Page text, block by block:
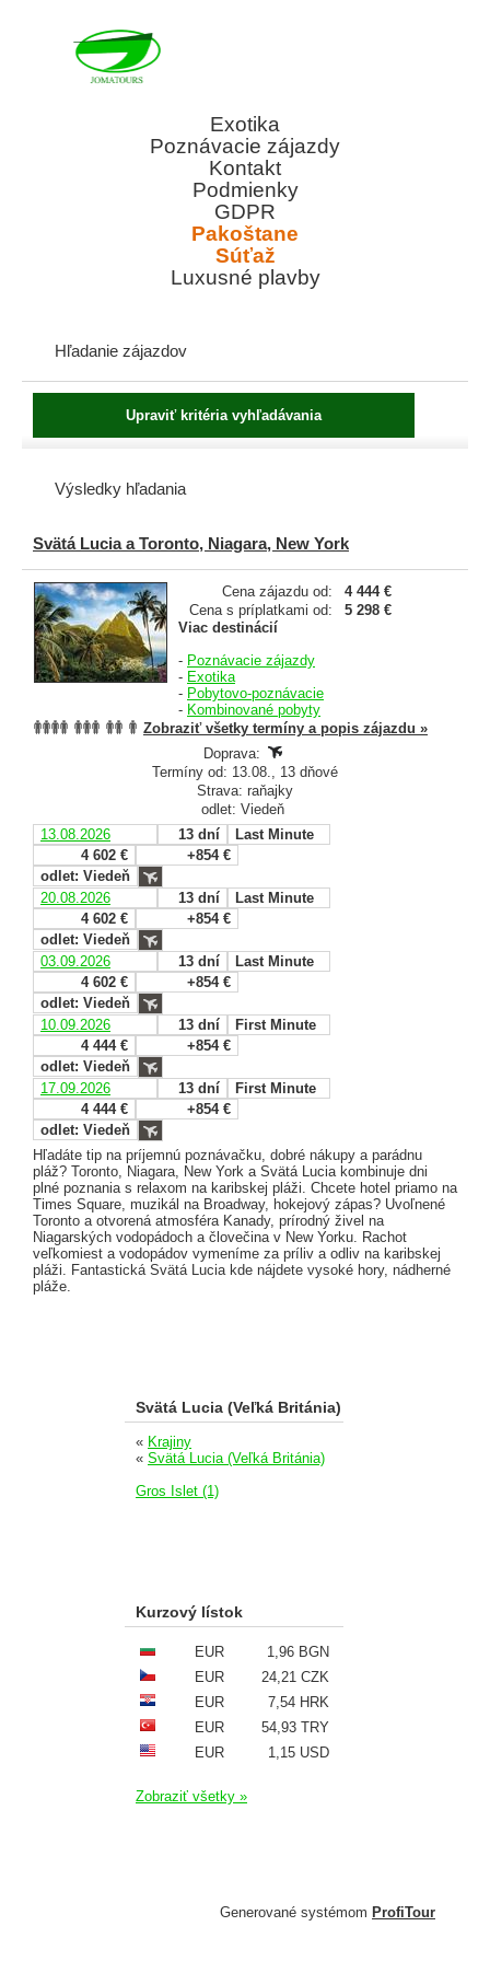
Exotika
Poznávacie zájazdy
Kontakt
Podmienky
GDPR
Pakoštane
Súťaž
Luxusné plavby
Hľadanie zájazdov
Výsledky hľadania
Svätá Lucia a Toronto, Niagara, New York
Cena zájazdu od:
4 444 €
Cena s príplatkami od:
5 298 €
Viac destinácií
- Poznávacie zájazdy
- Exotika
- Pobytovo-poznávacie
- Kombinované pobyty
Zobraziť všetky termíny a popis zájazdu »
Doprava:
Termíny od: 13.08., 13 dňové
Strava: raňajky
odlet: Viedeň
13.08.2026
13 dní
Last Minute
4 602 €
+854 €
odlet: Viedeň
20.08.2026
13 dní
Last Minute
4 602 €
+854 €
odlet: Viedeň
03.09.2026
13 dní
Last Minute
4 602 €
+854 €
odlet: Viedeň
10.09.2026
13 dní
First Minute
4 444 €
+854 €
odlet: Viedeň
17.09.2026
13 dní
First Minute
4 444 €
+854 €
odlet: Viedeň
Hľadáte tip na príjemnú poznávačku, dobré nákupy a parádnu
pláž? Toronto, Niagara, New York a Svätá Lucia kombinuje dni
plné poznania s relaxom na karibskej pláži. Chcete hotel priamo na
Times Square, muzikál na Broadway, hokejový zápas? Uvoľnené
Toronto a otvorená atmosféra Kanady, prírodný živel na
Niagarských vodopádoch a človečina v New Yorku. Rachot
veľkomiest a vodopádov vymeníme za príliv a odliv na karibskej
pláži. Fantastická Svätá Lucia kde nájdete vysoké hory, nádherné
pláže.
Svätá Lucia (Veľká Británia)
« Krajiny
« Svätá Lucia (Veľká Británia)
Gros Islet (1)
Kurzový lístok
EUR
1,96 BGN
EUR
24,21 CZK
EUR
7,54 HRK
EUR
54,93 TRY
EUR
1,15 USD
Zobraziť všetky »
Generované systémom ProfiTour